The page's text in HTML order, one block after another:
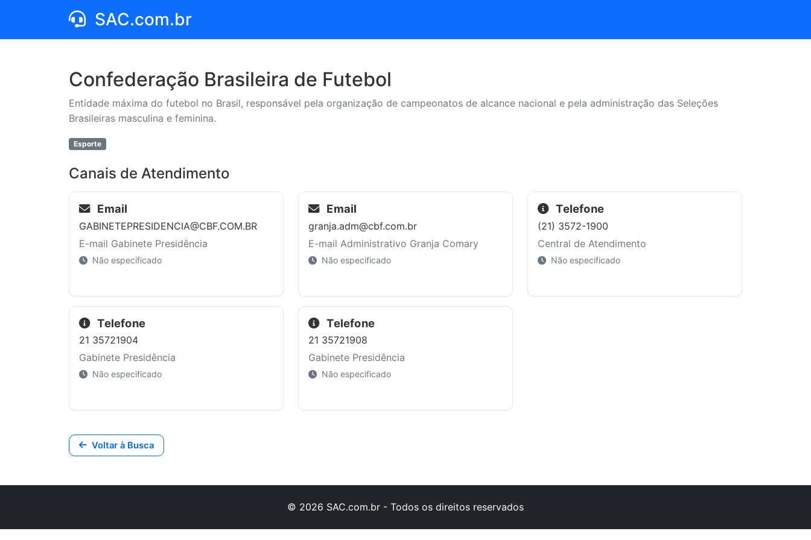
SAC.com.br
Confederação Brasileira de Futebol
Entidade máxima do futebol no Brasil, responsável pela organização de campeonatos de alcance nacional e pela administração das Seleções
Brasileiras masculina e feminina.
Esporte
Canais de Atendimento
Email
GABINETEPRESIDENCIA@CBF.COM.BR
E-mail Gabinete Presidência
Não especificado
Email
granja.adm@cbf.com.br
E-mail Administrativo Granja Comary
Não especificado
Telefone
(21) 3572-1900
Central de Atendimento
Não especificado
Telefone
21 35721904
Gabinete Presidência
Não especificado
Telefone
21 35721908
Gabinete Presidência
Não especificado
Voltar à Busca
© 2026 SAC.com.br - Todos os direitos reservados